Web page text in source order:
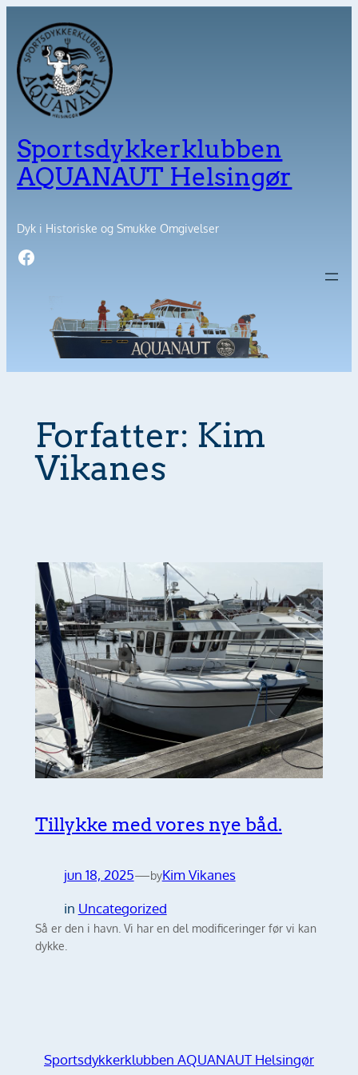
indhold
Sportsdykkerklubben
AQUANAUT Helsingør
Dyk i Historiske og Smukke Omgivelser
Facebook
Forfatter: Kim
Vikanes
Tillykke med vores nye båd.
jun 18, 2025—byKim Vikanes
in Uncategorized
Så er den i havn. Vi har en del modificeringer før vi kan
dykke.
Sportsdykkerklubben AQUANAUT Helsingør